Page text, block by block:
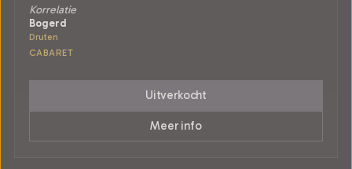
Korrelatie
Bogerd
Druten
CABARET
Uitverkocht
Meer info